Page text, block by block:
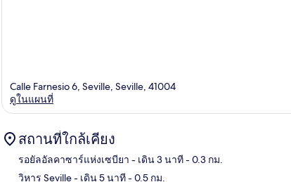
Calle Farnesio 6, Seville, Seville, 41004
ดูในแผนที่
สถานที่ใกล้เคียง
รอยัลอัลคาซาร์แห่งเซบียา - เดิน 3 นาที- 0.3 กม.
วิหาร Seville- เดิน 5 นาที- 0.5 กม.